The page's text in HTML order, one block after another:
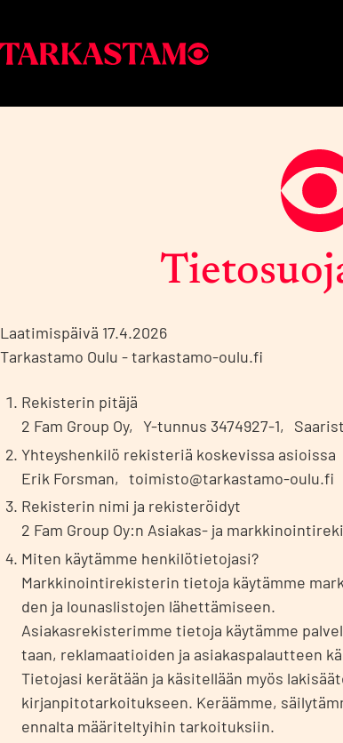
Laa­ti­mis­päi­vä 17.4.2026
Tar­kas­ta­mo Oulu - tarkastamo-oulu.fi
Rekis­te­rin pitä­jä
2 Fam Group Oy, Y-tun­nus 3474927-1,
Yhteys­hen­ki­lö rekis­te­riä kos­ke­vis­sa asiois­sa
Erik Fors­man, toimisto@tarkastamo-oulu.fi
Rekis­te­rin nimi ja rekis­te­röi­dyt
2 Fam Group Oy:n Asia­kas- ja
Miten käy­täm­me hen­ki­lö­tie­to­ja­si?
Mark­ki­noin­ti­re­kis­te­rin tie­to­ja käy­täm­me
den ja lou­nas­lis­to­jen lähet­tä­mi­seen.
Asia­kas­re­kis­te­rim­me tie­to­ja käy­täm­me
taan, rekla­maa­tioi­den ja asia­kas­pa­laut­teen
Tie­to­ja­si kerä­tään ja käsi­tel­lään myös
kir­jan­pi­to­tar­koi­tuk­seen. Kerääm­me,
ennal­ta mää­ri­tel­tyi­hin tar­koi­tuk­siin.